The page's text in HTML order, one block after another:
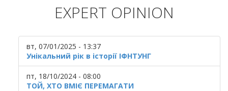
EXPERT OPINION
вт, 07/01/2025 - 13:37
Унікальний рік в історії ІФНТУНГ
пт, 18/10/2024 - 08:00
ТОЙ, ХТО ВМІЄ ПЕРЕМАГАТИ